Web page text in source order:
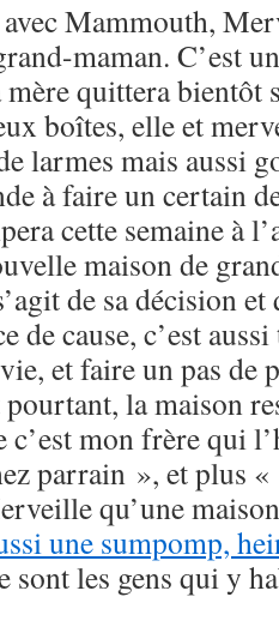
Mammouth,
maman. C’est
mère quittera bientôt
boîtes, elle et
larmes mais aussi
à faire un certain
cette semaine à
maison de
de sa décision
de cause, c’est
et faire un pas de
la maison
mon frère qui
parrain », et plus
qu’une
une sumpomp,
sont les gens qui y